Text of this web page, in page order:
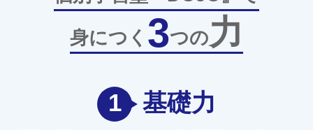
身につく 3つの力
1 基礎力